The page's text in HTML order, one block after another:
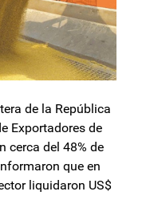
de la República
Exportadores de
cerca del 48% de
que en
liquidaron US$